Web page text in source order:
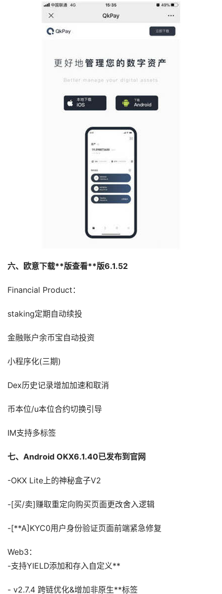
六、欧意下载**版查看**版6.1.52
Financial Product：
staking定期自动续投
金融账户余币宝自动投资
小程序化(三期)
Dex历史记录增加加速和取消
币本位/u本位合约切换引导
IM支持多标签
七、Android OKX6.1.40已发布到官网
-OKX Lite上的神秘盒子V2
-[买/卖]赚取重定向购买页面更改舍入逻辑
-[**A]KYC0用户身份验证页面前端紧急修复
Web3：
-支持YIELD添加和存入自定义**
- v2.7.4 跨链优化&增加非原生**标签